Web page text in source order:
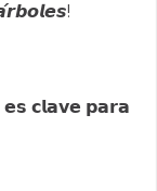
𝗰𝗹𝗮𝘃𝗲 𝗽𝗮𝗿𝗮